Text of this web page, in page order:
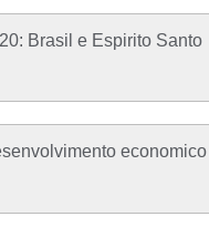
Brasil e Espirito Santo
economico